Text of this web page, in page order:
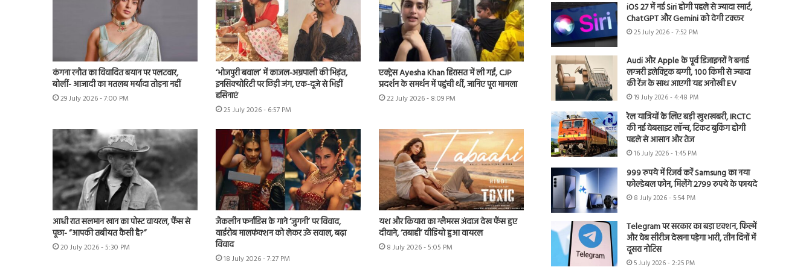
कंगना रनौत का विवादित बयान पर पलटवार,
बोलीं- आजादी का मतलब मर्यादा तोड़ना नहीं
29 July 2026 - 7:00 PM
‘भोजपुरी बवाल’ में काजल-अम्रपाली की भिड़ंत,
इनसिक्योरिटी पर छिड़ी जंग, एक-दूजे से भिड़ीं
हसिनाएं
25 July 2026 - 6:57 PM
एक्ट्रेस Ayesha Khan हिरासत में ली गईं, CJP
प्रदर्शन के समर्थन में पहुंची थीं, जानिए पूरा मामला
22 July 2026 - 8:09 PM
आधी रात सलमान खान का पोस्ट वायरल, फैंस से
पूछा- “आपकी तबीयत कैसी है?”
20 July 2026 - 5:30 PM
जैकलीन फर्नांडिस के गाने ‘जुगनी’ पर विवाद,
वार्डरोब मालफंक्शन को लेकर उठे सवाल, बढ़ा
विवाद
18 July 2026 - 7:27 PM
यश और कियारा का ग्लैमरस अंदाज देख फैंस हुए
दीवाने, ‘तबाही’ वीडियो हुआ वायरल
8 July 2026 - 5:05 PM
iOS 27 में नई Siri होगी पहले से ज्यादा स्मार्ट,
ChatGPT और Gemini को देगी टक्कर
25 July 2026 - 7:52 PM
Audi और Apple के पूर्व डिजाइनरों ने बनाई
लग्जरी इलेक्ट्रिक बग्गी, 100 किमी से ज्यादा
की रेंज के साथ आएगी यह अनोखी EV
19 July 2026 - 4:48 PM
रेल यात्रियों के लिए बड़ी खुशखबरी, IRCTC
की नई वेबसाइट लॉन्च, टिकट बुकिंग होगी
पहले से आसान और तेज
16 July 2026 - 1:45 PM
999 रुपये में रिजर्व करें Samsung का नया
फोल्डेबल फोन, मिलेंगे 2799 रुपये के फायदे
8 July 2026 - 5:54 PM
Telegram पर सरकार का बड़ा एक्शन, फिल्में
और वेब सीरीज देखना पड़ेगा भारी, तीन दिनों में
दूसरा नोटिस
5 July 2026 - 2:25 PM